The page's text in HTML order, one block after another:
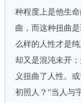
种程度上是他生
曲，而这种扭曲
么样的人性才是
却又是混沌未开
义扭曲了人性。
初照人？”当人与